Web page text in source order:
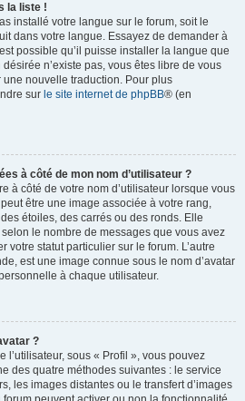
la liste !
installé votre langue sur le forum, soit le
dans votre langue. Essayez de demander à
possible qu’il puisse installer la langue que
n’existe pas, vous êtes libre de vous
nouvelle traduction. Pour plus
sur le site internet de phpBB® (en
à côté de mon nom d’utilisateur ?
à côté de votre nom d’utilisateur lorsque vous
être une image associée à votre rang,
étoiles, des carrés ou des ronds. Elle
le nombre de messages que vous avez
votre statut particulier sur le forum. L’autre
est une image connue sous le nom d’avatar
à chaque utilisateur.
?
l’utilisateur, sous « Profil », vous pouvez
des quatre méthodes suivantes : le service
les images distantes ou le transfert d’images